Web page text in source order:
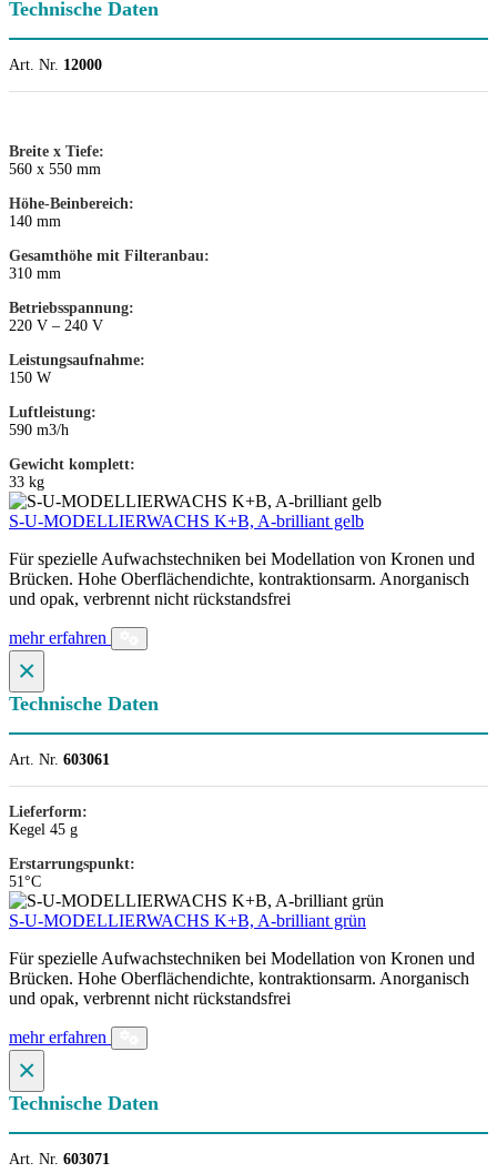
Technische Daten
Art. Nr. 12000
Breite x Tiefe:
560 x 550 mm
Höhe-Beinbereich:
140 mm
Gesamthöhe mit Filteranbau:
310 mm
Betriebsspannung:
220 V – 240 V
Leistungsaufnahme:
150 W
Luftleistung:
590 m3/h
Gewicht komplett:
33 kg
S-U-MODELLIERWACHS K+B, A-brilliant gelb
Für spezielle Aufwachstechniken bei Modellation von Kronen und
Brücken. Hohe Oberflächendichte, kontraktionsarm. Anorganisch
und opak, verbrennt nicht rückstandsfrei
mehr erfahren
×
Technische Daten
Art. Nr. 603061
Lieferform:
Kegel 45 g
Erstarrungspunkt:
51°C
S-U-MODELLIERWACHS K+B, A-brilliant grün
Für spezielle Aufwachstechniken bei Modellation von Kronen und
Brücken. Hohe Oberflächendichte, kontraktionsarm. Anorganisch
und opak, verbrennt nicht rückstandsfrei
mehr erfahren
×
Technische Daten
Art. Nr. 603071